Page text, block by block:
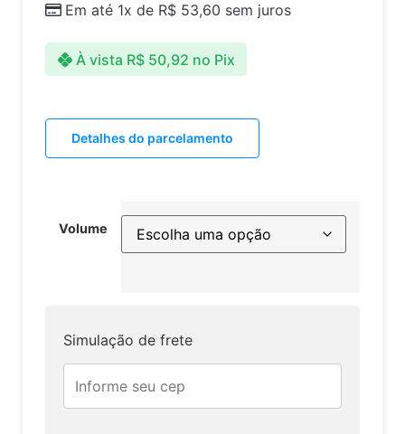
Em até 1x de R$ 53,60 sem juros
À vista R$50,92 no Pix
Detalhes do parcelamento
Volume
Simulação de frete